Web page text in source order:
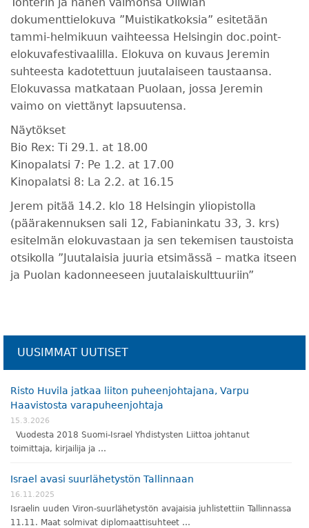
dokumenttielokuva ”Muistikatkoksia” esitetään
tammi-helmikuun vaihteessa Helsingin doc.point-
elokuvafestivaalilla. Elokuva on kuvaus Jeremin
suhteesta kadotettuun juutalaiseen taustaansa.
Elokuvassa matkataan Puolaan, jossa Jeremin
vaimo on viettänyt lapsuutensa.
Näytökset
Bio Rex: Ti 29.1. at 18.00
Kinopalatsi 7: Pe 1.2. at 17.00
Kinopalatsi 8: La 2.2. at 16.15
Jerem pitää 14.2. klo 18 Helsingin yliopistolla
(päärakennuksen sali 12, Fabianinkatu 33, 3. krs)
esitelmän elokuvastaan ja sen tekemisen taustoista
otsikolla ”Juutalaisia juuria etsimässä – matka itseen
ja Puolan kadonneeseen juutalaiskulttuuriin”
UUSIMMAT UUTISET
Risto Huvila jatkaa liiton puheenjohtajana, Varpu
Haavistosta varapuheenjohtaja
15.3.2026
Vuodesta 2018 Suomi-Israel Yhdistysten Liittoa johtanut
toimittaja, kirjailija ja …
Israel avasi suurlähetystön Tallinnaan
16.11.2025
Israelin uuden Viron-suurlähetystön avajaisia juhlistettiin Tallinnassa
11.11. Maat solmivat diplomaattisuhteet …